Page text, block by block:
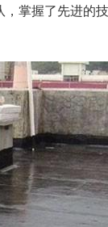
掌握了先进的